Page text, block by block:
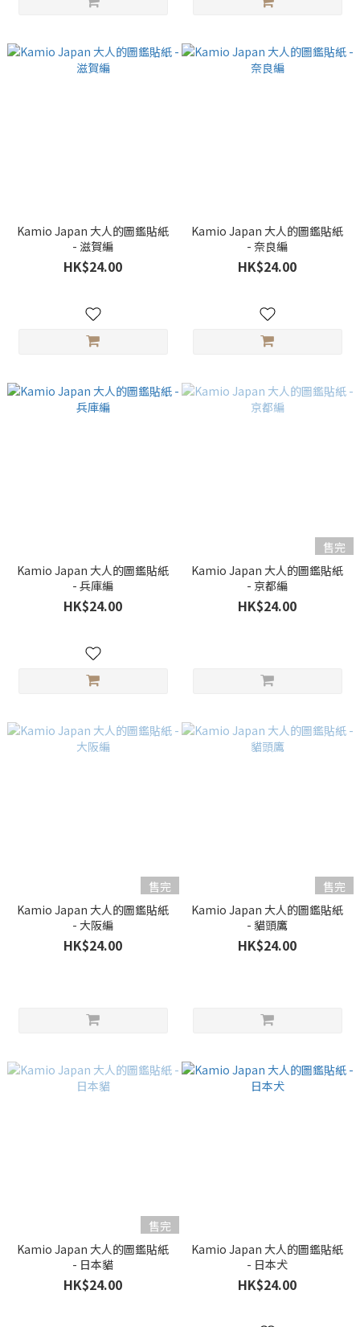
Kamio Japan 大人的圖鑑貼紙
- 滋賀編
HK$24.00
Kamio Japan 大人的圖鑑貼紙
- 奈良編
HK$24.00
Kamio Japan 大人的圖鑑貼紙
- 兵庫編
HK$24.00
售完
Kamio Japan 大人的圖鑑貼紙
- 京都編
HK$24.00
售完
Kamio Japan 大人的圖鑑貼紙
- 大阪編
HK$24.00
售完
Kamio Japan 大人的圖鑑貼紙
- 貓頭鷹
HK$24.00
售完
Kamio Japan 大人的圖鑑貼紙
- 日本貓
HK$24.00
Kamio Japan 大人的圖鑑貼紙
- 日本犬
HK$24.00